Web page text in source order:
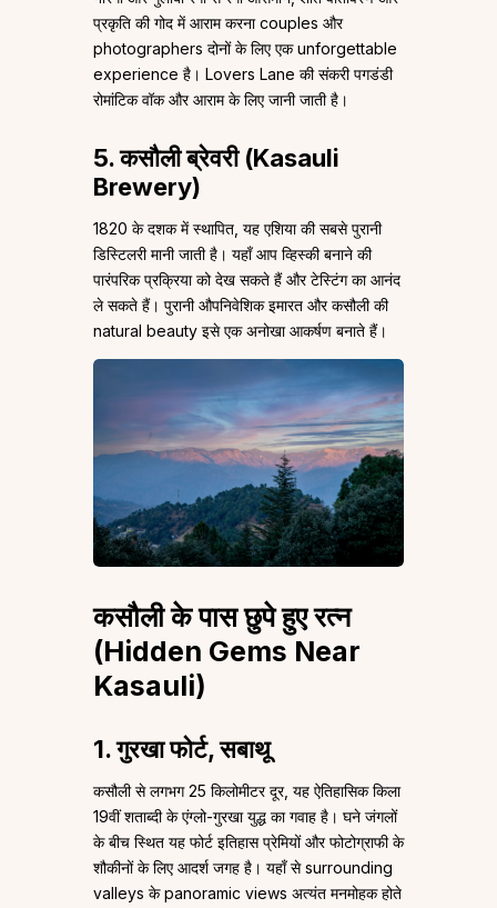
प्रकृति की गोद में आराम करना couples और
photographers दोनों के लिए एक unforgettable
experience है। Lovers Lane की संकरी पगडंडी
रोमांटिक वॉक और आराम के लिए जानी जाती है।
5. कसौली ब्रेवरी (Kasauli
Brewery)
1820 के दशक में स्थापित, यह एशिया की सबसे पुरानी
डिस्टिलरी मानी जाती है। यहाँ आप व्हिस्की बनाने की
पारंपरिक प्रक्रिया को देख सकते हैं और टेस्टिंग का आनंद
ले सकते हैं। पुरानी औपनिवेशिक इमारत और कसौली की
natural beauty इसे एक अनोखा आकर्षण बनाते हैं।
कसौली के पास छुपे हुए रत्न
(Hidden Gems Near
Kasauli)
1. गुरखा फोर्ट, सबाथू
कसौली से लगभग 25 किलोमीटर दूर, यह ऐतिहासिक किला
19वीं शताब्दी के एंग्लो-गुरखा युद्ध का गवाह है। घने जंगलों
के बीच स्थित यह फोर्ट इतिहास प्रेमियों और फोटोग्राफी के
शौकीनों के लिए आदर्श जगह है। यहाँ से surrounding
valleys के panoramic views अत्यंत मनमोहक होते